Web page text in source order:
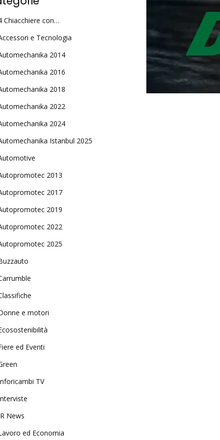
Chiacchiere con…
e Tecnologia
2014
2016
2018
2022
2024
Istanbul 2025
2013
2017
2019
2022
2025
e motori
ed Eventi
TV
News
ed Economia